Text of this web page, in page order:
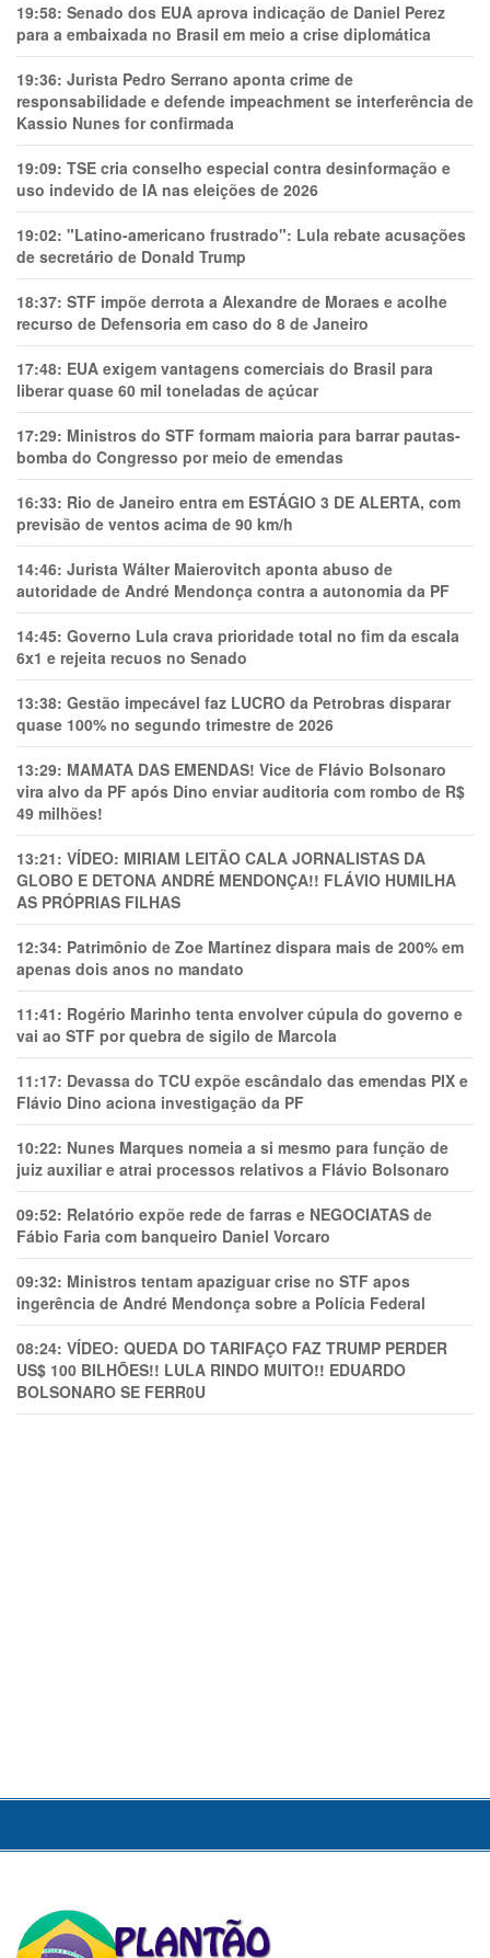
19:58: Senado dos EUA aprova indicação de Daniel Perez
para a embaixada no Brasil em meio a crise diplomática
19:36: Jurista Pedro Serrano aponta crime de
responsabilidade e defende impeachment se interferência de
Kassio Nunes for confirmada
19:09: TSE cria conselho especial contra desinformação e
uso indevido de IA nas eleições de 2026
19:02: "Latino-americano frustrado": Lula rebate acusações
de secretário de Donald Trump
18:37: STF impõe derrota a Alexandre de Moraes e acolhe
recurso de Defensoria em caso do 8 de Janeiro
17:48: EUA exigem vantagens comerciais do Brasil para
liberar quase 60 mil toneladas de açúcar
17:29: Ministros do STF formam maioria para barrar pautas-
bomba do Congresso por meio de emendas
16:33: Rio de Janeiro entra em ESTÁGIO 3 DE ALERTA, com
previsão de ventos acima de 90 km/h
14:46: Jurista Wálter Maierovitch aponta abuso de
autoridade de André Mendonça contra a autonomia da PF
14:45: Governo Lula crava prioridade total no fim da escala
6x1 e rejeita recuos no Senado
13:38: Gestão impecável faz LUCRO da Petrobras disparar
quase 100% no segundo trimestre de 2026
13:29: MAMATA DAS EMENDAS! Vice de Flávio Bolsonaro
vira alvo da PF após Dino enviar auditoria com rombo de R$
49 milhões!
13:21: VÍDEO: MIRIAM LEITÃO CALA JORNALISTAS DA
GLOBO E DETONA ANDRÉ MENDONÇA!! FLÁVIO HUMILHA
AS PRÓPRIAS FILHAS
12:34: Patrimônio de Zoe Martínez dispara mais de 200% em
apenas dois anos no mandato
11:41: Rogério Marinho tenta envolver cúpula do governo e
vai ao STF por quebra de sigilo de Marcola
11:17: Devassa do TCU expõe escândalo das emendas PIX e
Flávio Dino aciona investigação da PF
10:22: Nunes Marques nomeia a si mesmo para função de
juiz auxiliar e atrai processos relativos a Flávio Bolsonaro
09:52: Relatório expõe rede de farras e NEGOCIATAS de
Fábio Faria com banqueiro Daniel Vorcaro
09:32: Ministros tentam apaziguar crise no STF apos
ingerência de André Mendonça sobre a Polícia Federal
08:24: VÍDEO: QUEDA DO TARIFAÇO FAZ TRUMP PERDER
US$ 100 BILHÕES!! LULA RINDO MUITO!! EDUARDO
BOLSONARO SE FERR0U